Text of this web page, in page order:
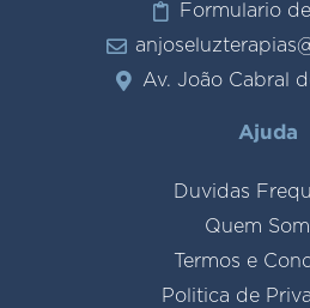
Formulario
Av. João Cabral
Ajuda
Duvidas
Quem
Termos e
Politica de